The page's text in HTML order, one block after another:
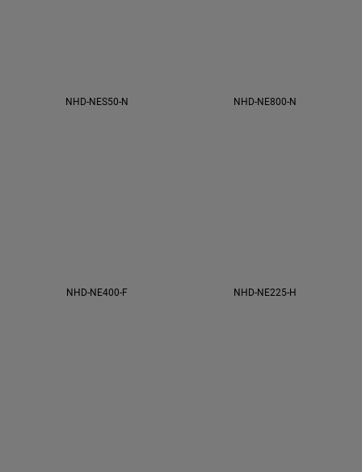
NHD-NES50-N NHD-NE800-N
NHD-NE400-F NHD-NE225-H